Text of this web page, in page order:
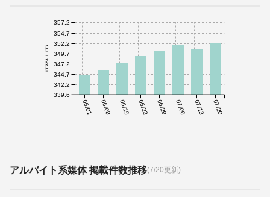
06/01 06/08 06/15 06/22 06/29 07/06 07/13 07/20
件数(千件)
339.6
342.2
344.7
347.2
349.7
352.2
354.7
357.2
アルバイト系媒体 掲載件数推移(7/20更新)